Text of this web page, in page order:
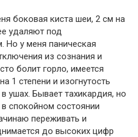
боковая киста шеи, 2 см на
удаляют под
Но у меня паническая
из сознания и
болит горло, имеется
1 степени и изогнутость
ушах. Бывает тахикардия, но
спокойном состоянии
переживать и
до высоких цифр